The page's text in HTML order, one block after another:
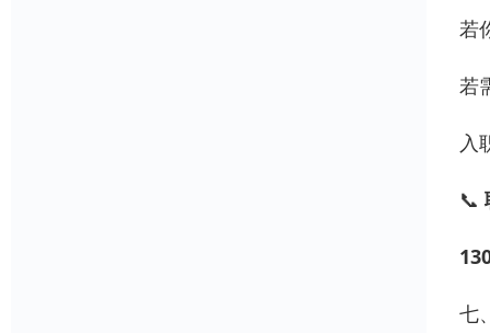
若
若
入
📞
七